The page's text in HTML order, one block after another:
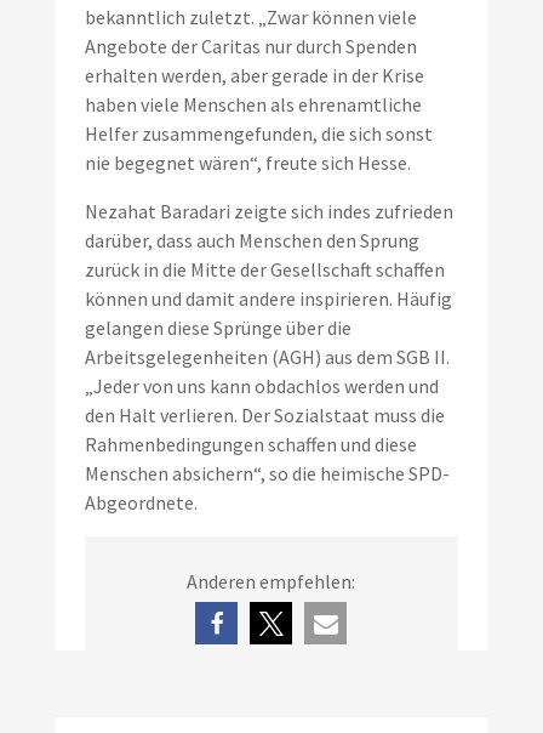
bekanntlich zuletzt. „Zwar können viele
Angebote der Caritas nur durch Spenden
erhalten werden, aber gerade in der Krise
haben viele Menschen als ehrenamtliche
Helfer zusammengefunden, die sich sonst
nie begegnet wären“, freute sich Hesse.
Nezahat Baradari zeigte sich indes zufrieden
darüber, dass auch Menschen den Sprung
zurück in die Mitte der Gesellschaft schaffen
können und damit andere inspirieren. Häufig
gelangen diese Sprünge über die
Arbeitsgelegenheiten (AGH) aus dem SGB II.
„Jeder von uns kann obdachlos werden und
den Halt verlieren. Der Sozialstaat muss die
Rahmenbedingungen schaffen und diese
Menschen absichern“, so die heimische SPD-
Abgeordnete.
Anderen empfehlen: